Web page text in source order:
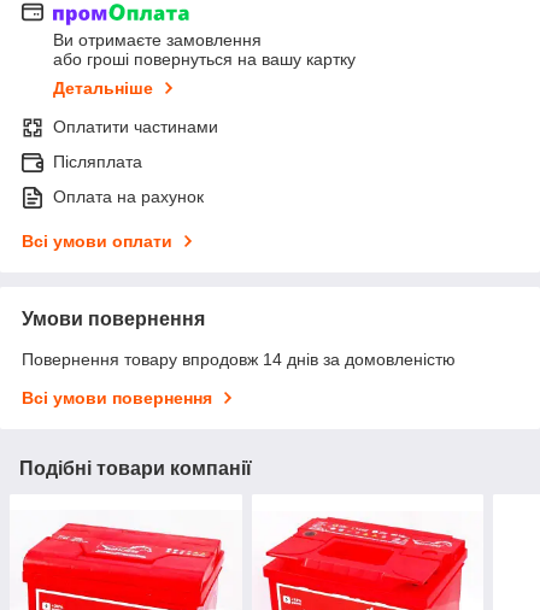
Ви отримаєте замовлення
або гроші повернуться на вашу картку
Детальніше
Оплатити частинами
Післяплата
Оплата на рахунок
Всі умови оплати
Умови повернення
Повернення товару впродовж 14 днів за домовленістю
Всі умови повернення
Подібні товари компанії